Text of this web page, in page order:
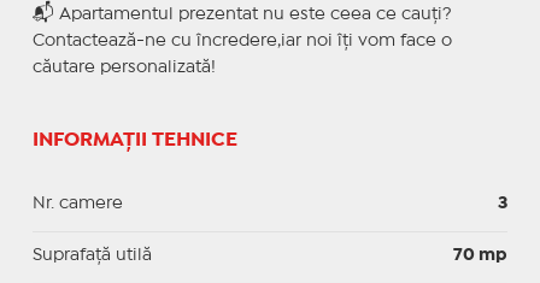
📬 Apartamentul prezentat nu este ceea ce cauți?
Contactează-ne cu încredere,iar noi îți vom face o
căutare personalizată!
INFORMAȚII TEHNICE
Nr. camere 3
Suprafaţă utilă 70 mp